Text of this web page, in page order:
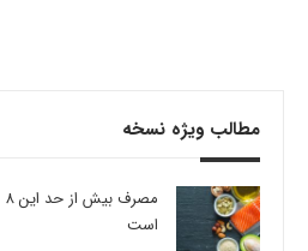
مطالب ویژه نسخه
است